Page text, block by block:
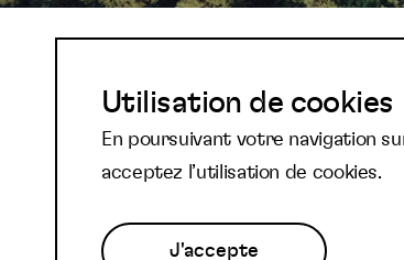
Abonnez-vous
newsletter et
Utilisation de cookies
En poursuivant votre navigation
acceptez l’utilisation de cookies.
J'accepte